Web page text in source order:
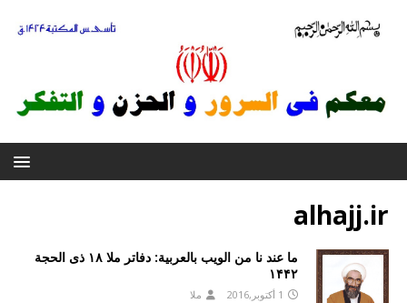
alhajj.ir
ما عند نا من الویب بالعربیة: دفاتر ملا ۱۸ ذی الحجة
۱۴۴۲
1 أكتوبر,2016 ملا